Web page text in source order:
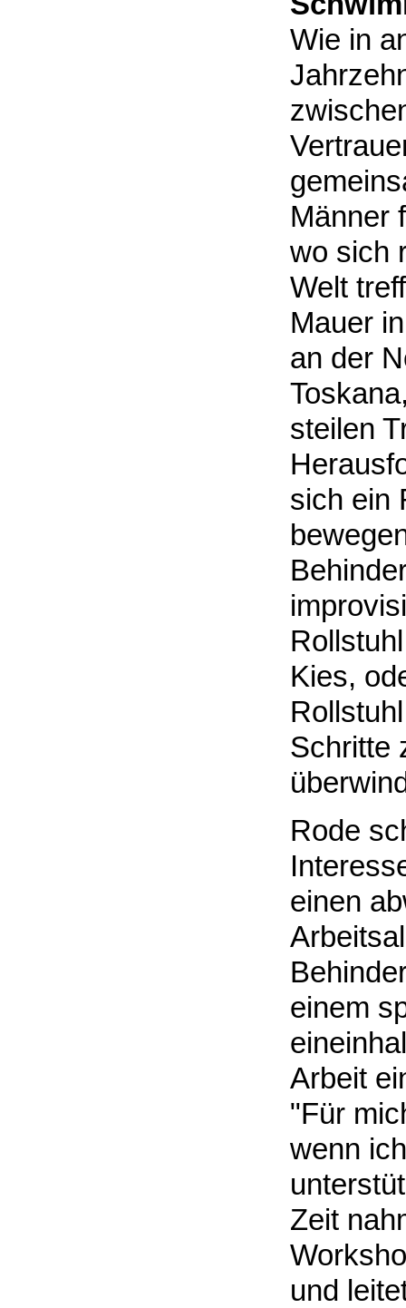
Wie in
Männer
wo sich
Welt
Mauer
an der
steilen
sich ein
Kies,
Schritte
Rode
einen
einem
Arbeit
"Für
wenn
Zeit
und